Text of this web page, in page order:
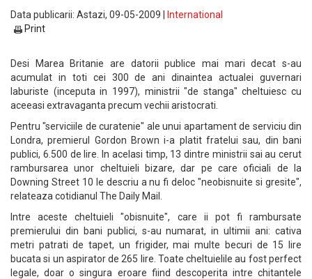
Data publicarii: Astazi, 09-05-2009 |
International
Print
Desi Marea Britanie are datorii publice mai mari decat s-au
acumulat in toti cei 300 de ani dinaintea actualei guvernari
laburiste (inceputa in 1997), ministrii "de stanga" cheltuiesc cu
aceeasi extravaganta precum vechii aristocrati.
Pentru "serviciile de curatenie" ale unui apartament de serviciu din
Londra, premierul Gordon Brown i-a platit fratelui sau, din bani
publici, 6.500 de lire. In acelasi timp, 13 dintre ministrii sai au cerut
rambursarea unor cheltuieli bizare, dar pe care oficiali de la
Downing Street 10 le descriu a nu fi deloc "neobisnuite si gresite",
relateaza cotidianul The Daily Mail.
Intre aceste cheltuieli "obisnuite", care ii pot fi rambursate
premierului din bani publici, s-au numarat, in ultimii ani: cativa
metri patrati de tapet, un frigider, mai multe becuri de 15 lire
bucata si un aspirator de 265 lire. Toate cheltuielile au fost perfect
legale, doar o singura eroare fiind descoperita intre chitantele